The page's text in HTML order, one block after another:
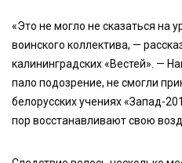
«Это не могло не сказаться на
воинского коллектива, —
калининградских «Вестей». —
пало подозрение, не смогли
белорусских учениях «Запад-
пор восстанавливают свою